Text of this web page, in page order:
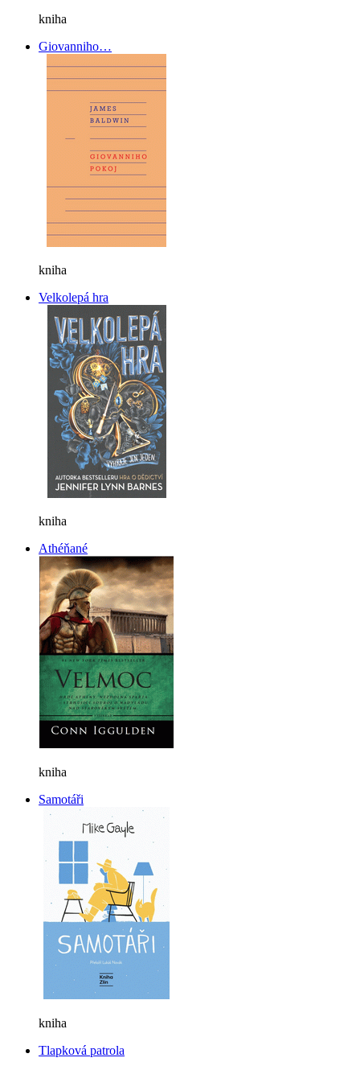
kniha
Giovanniho…
kniha
Velkolepá hra
kniha
Athéňané
kniha
Samotáři
kniha
Tlapková patrola